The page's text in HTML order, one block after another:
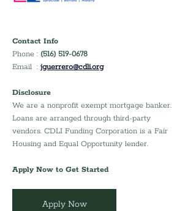
Contact Info
Phone : (516) 519-0678
Email  : jguerrero@cdli.org
Disclosure
We are a nonprofit exempt mortgage banker.
Loans are arranged through third-party
vendors. CDLI Funding Corporation is a Fair
Housing and Equal Opportunity lender.
Apply Now to Get Started
Apply Now